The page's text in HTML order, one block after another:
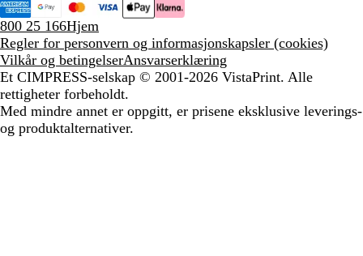
800 25 166Hjem
Regler for personvern og informasjonskapsler (cookies)
Vilkår og betingelserAnsvarserklæring
Et CIMPRESS-selskap © 2001-2026 VistaPrint. Alle
rettigheter forbeholdt.
Med mindre annet er oppgitt, er prisene eksklusive leverings-
og produktalternativer.